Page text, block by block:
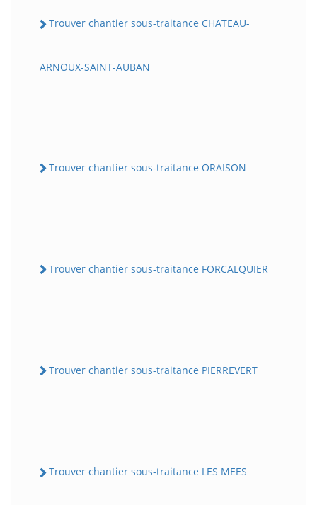
Trouver chantier sous-traitance CHATEAU-
ARNOUX-SAINT-AUBAN
Trouver chantier sous-traitance ORAISON
Trouver chantier sous-traitance FORCALQUIER
Trouver chantier sous-traitance PIERREVERT
Trouver chantier sous-traitance LES MEES